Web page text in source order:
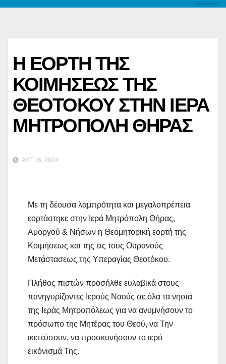
Η ΕΟΡΤΗ ΤΗΣ
ΚΟΙΜΗΣΕΩΣ ΤΗΣ
ΘΕΟΤΟΚΟΥ ΣΤΗΝ ΙΕΡΑ
ΜΗΤΡΟΠΟΛΗ ΘΗΡΑΣ
ΑΥΓ 16, 2024
Με τη δέουσα λαμπρότητα και μεγαλοπρέπεια
εορτάστηκε στην Ιερά Μητρόπολη Θήρας,
Αμοργού & Νήσων η Θεομητορική εορτή της
Κοιμήσεως και της εις τους Ουρανούς
Μετάστασεως της Υπεραγίας Θεοτόκου.
Πλήθος πιστών προσήλθε ευλαβικά στους
πανηγυρίζοντες Ιερούς Ναούς σε όλα τα νησιά
της Ιεράς Μητροπόλεως για να ανυμνήσουν το
πρόσωπο της Μητέρας του Θεού, να Την
ικετεύσουν, να προσκυνήσουν το ιερό
εικόνισμά Της.